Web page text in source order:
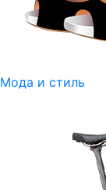
Мода и стиль